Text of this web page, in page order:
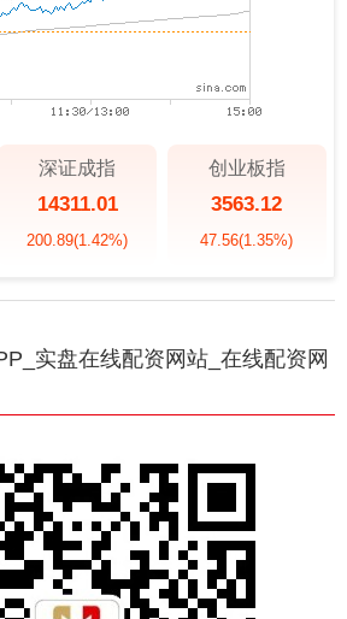
深证成指
14311.01
200.89(1.42%)
创业板指
3563.12
47.56(1.35%)
实盘在线配资网站_在线配资网